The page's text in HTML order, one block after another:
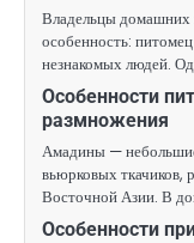
Владельцы домашних
особенность:
незнакомых людей.
Особенности
размножения
Амадины —
вьюрковых
Восточной Азии. В
Особенности